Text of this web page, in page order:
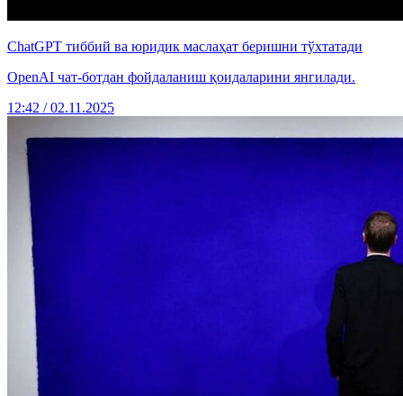
ChatGPT тиббий ва юридик маслаҳат беришни тўхтатади
OpenAI чат-ботдан фойдаланиш қоидаларини янгилади.
12:42 / 02.11.2025